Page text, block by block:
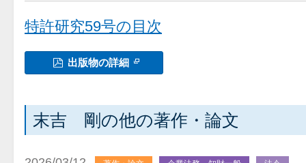
特許研究59号の目次
出版物の詳細
末吉 剛の他の著作・論文